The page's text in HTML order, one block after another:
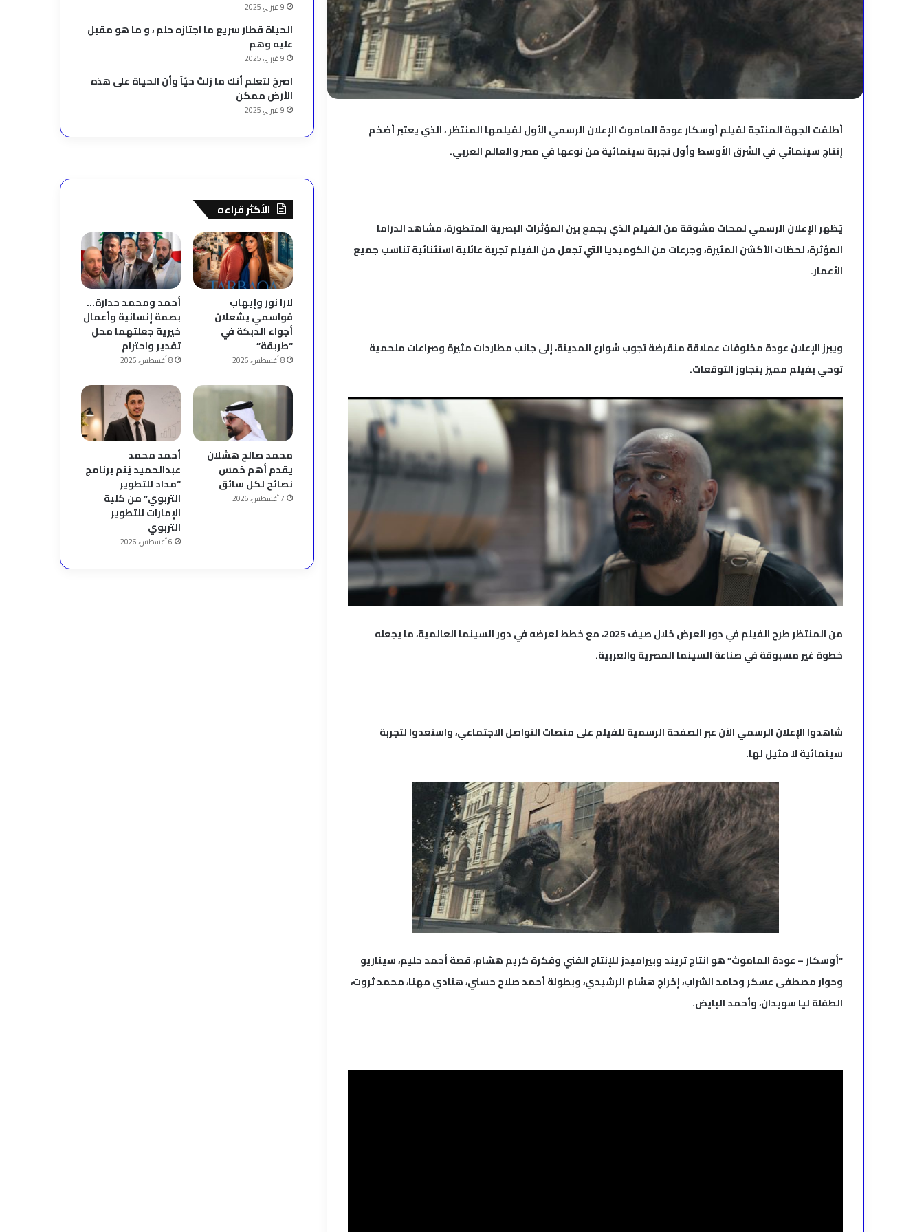
أطلقت الجهة المنتجة لفيلم أوسكار عودة الماموث الإعلان الرسمي الأول لفيلمها المنتظر ، الذي يعتبر أضخم
إنتاج سينمائي في الشرق الأوسط وأول تجربة سينمائية من نوعها في مصر والعالم العربي.
يُظهر الإعلان الرسمي لمحات مشوقة من الفيلم الذي يجمع بين المؤثرات البصرية المتطورة، مشاهد الدراما
المؤثرة، لحظات الأكشن المثيرة، وجرعات من الكوميديا التي تجعل من الفيلم تجربة عائلية استثنائية تناسب جميع
الأعمار.
ويبرز الإعلان عودة مخلوقات عملاقة منقرضة تجوب شوارع المدينة، إلى جانب مطاردات مثيرة وصراعات ملحمية
توحي بفيلم مميز يتجاوز التوقعات.
من المنتظر طرح الفيلم في دور العرض خلال صيف 2025، مع خطط لعرضه في دور السينما العالمية، ما يجعله
خطوة غير مسبوقة في صناعة السينما المصرية والعربية.
شاهدوا الإعلان الرسمي الآن عبر الصفحة الرسمية للفيلم على منصات التواصل الاجتماعي، واستعدوا لتجربة
سينمائية لا مثيل لها.
“أوسكار – عودة الماموث” هو انتاج تريند وبيراميدز للإنتاج الفني وفكرة كريم هشام، قصة أحمد حليم، سيناريو
وحوار مصطفى عسكر وحامد الشراب، إخراج هشام الرشيدي، وبطولة أحمد صلاح حسني، هنادي مهنا، محمد ثروت،
الطفلة ليا سويدان، وأحمد البايض.
9 فبراير، 2025
الحياة قطار سريع ما اجتازه حلم ، و ما هو مقبل
عليه وهم
9 فبراير، 2025
‫اصرخ لتعلم أنك ما زلتَ حيّاً وأن الحياة على هذه
الأرض ممكن
9 فبراير، 2025
الأكثر قراءه
لارا نور وإيهاب
قواسمي يشعلان
أجواء الدبكة في
“طربقة”
8 أغسطس، 2026
أحمد ومحمد حدارة…
بصمة إنسانية وأعمال
خيرية جعلتهما محل
تقدير واحترام
8 أغسطس، 2026
محمد صالح هشلان
يقدم أهم خمس
نصائح لكل سائق
7 أغسطس، 2026
أحمد محمد
عبدالحميد يُتم برنامج
“مداد للتطوير
التربوي” من كلية
الإمارات للتطوير
التربوي
6 أغسطس، 2026